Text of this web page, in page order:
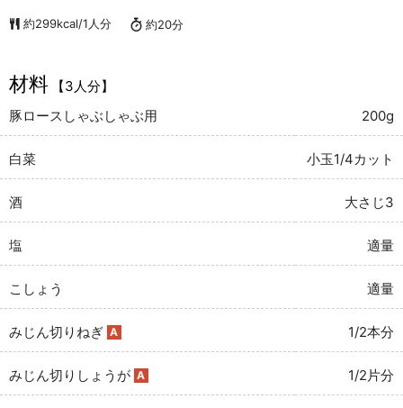
約299kcal/1人分 約20分
材料
【3人分】
豚ロースしゃぶしゃぶ用
200g
白菜 小玉1/4カット
酒 大さじ3
塩 適量
こしょう 適量
みじん切りねぎ A 1/2本分
みじん切りしょうが A 1/2片分